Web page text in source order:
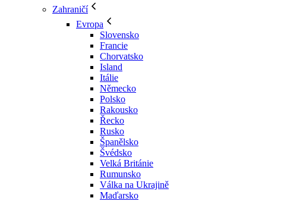
Zahraničí
Evropa
Slovensko
Francie
Chorvatsko
Island
Itálie
Německo
Polsko
Rakousko
Řecko
Rusko
Španělsko
Švédsko
Velká Británie
Rumunsko
Válka na Ukrajině
Maďarsko